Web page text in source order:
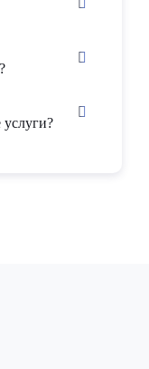
опытом
для